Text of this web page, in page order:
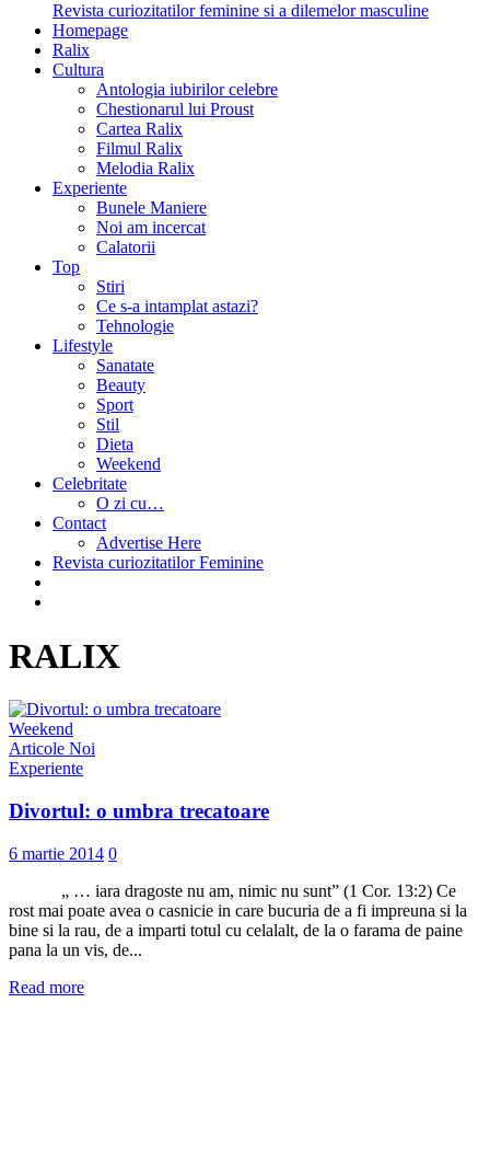
Revista curiozitatilor feminine si a dilemelor masculine
Homepage
Ralix
Cultura
Antologia iubirilor celebre
Chestionarul lui Proust
Cartea Ralix
Filmul Ralix
Melodia Ralix
Experiente
Bunele Maniere
Noi am incercat
Calatorii
Top
Stiri
Ce s-a intamplat astazi?
Tehnologie
Lifestyle
Sanatate
Beauty
Sport
Stil
Dieta
Weekend
Celebritate
O zi cu…
Contact
Advertise Here
Revista curiozitatilor Feminine
RALIX
Weekend
Articole Noi
Experiente
Divortul: o umbra trecatoare
6 martie 2014 0
„ … iara dragoste nu am, nimic nu sunt” (1 Cor. 13:2) Ce
rost mai poate avea o casnicie in care bucuria de a fi impreuna si la
bine si la rau, de a imparti totul cu celalalt, de la o farama de paine
pana la un vis, de...
Read more